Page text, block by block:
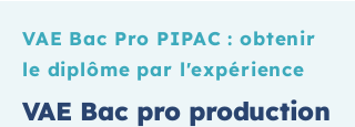
VAE Bac Pro PIPAC : obtenir
le diplôme par l'expérience
VAE Bac pro production